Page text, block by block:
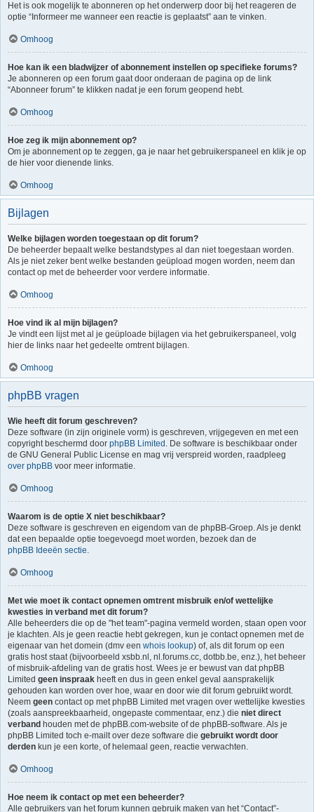
Het is ook mogelijk te abonneren op het onderwerp door bij het reageren de
optie “Informeer me wanneer een reactie is geplaatst” aan te vinken.
Omhoog
Hoe kan ik een bladwijzer of abonnement instellen op specifieke forums?
Je abonneren op een forum gaat door onderaan de pagina op de link
“Abonneer forum” te klikken nadat je een forum geopend hebt.
Omhoog
Hoe zeg ik mijn abonnement op?
Om je abonnement op te zeggen, ga je naar het gebruikerspaneel en klik je op
de hier voor dienende links.
Omhoog
Bijlagen
Welke bijlagen worden toegestaan op dit forum?
De beheerder bepaalt welke bestandstypes al dan niet toegestaan worden.
Als je niet zeker bent welke bestanden geüpload mogen worden, neem dan
contact op met de beheerder voor verdere informatie.
Omhoog
Hoe vind ik al mijn bijlagen?
Je vindt een lijst met al je geüploade bijlagen via het gebruikerspaneel, volg
hier de links naar het gedeelte omtrent bijlagen.
Omhoog
phpBB vragen
Wie heeft dit forum geschreven?
Deze software (in zijn originele vorm) is geschreven, vrijgegeven en met een
copyright beschermd door phpBB Limited . De software is beschikbaar onder
de GNU General Public License en mag vrij verspreid worden, raadpleeg
over phpBB voor meer informatie.
Omhoog
Waarom is de optie X niet beschikbaar?
Deze software is geschreven en eigendom van de phpBB-Groep. Als je denkt
dat een bepaalde optie toegevoegd moet worden, bezoek dan de
phpBB Ideeën sectie.
Omhoog
Met wie moet ik contact opnemen omtrent misbruik en/of wettelijke
kwesties in verband met dit forum?
Alle beheerders die op de "het team"-pagina vermeld worden, staan open voor
je klachten. Als je geen reactie hebt gekregen, kun je contact opnemen met de
eigenaar van het domein (dmv een whois lookup) of, als dit forum op een
gratis host staat (bijvoorbeeld xsbb.nl, nl.forums.cc, dotbb.be, enz.), het beheer
of misbruik-afdeling van de gratis host. Wees je er bewust van dat phpBB
Limited geen inspraak heeft en dus in geen enkel geval aansprakelijk
gehouden kan worden over hoe, waar en door wie dit forum gebruikt wordt.
Neem geen contact op met phpBB Limited met vragen over wettelijke kwesties
(zoals aanspreekbaarheid, ongepaste commentaar, enz.) die niet direct
verband houden met de phpBB.com-website of de phpBB-software. Als je
phpBB Limited toch e-mailt over deze software die gebruikt wordt door
derden kun je een korte, of helemaal geen, reactie verwachten.
Omhoog
Hoe neem ik contact op met een beheerder?
Alle gebruikers van het forum kunnen gebruik maken van het “Contact”-